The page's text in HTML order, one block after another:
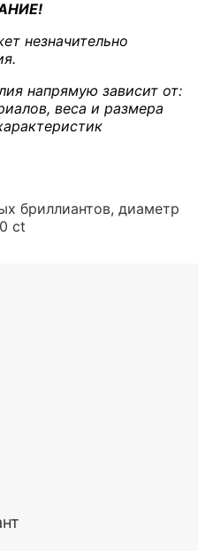
незначительно
напрямую зависит от:
веса и размера
бриллиантов, диаметр
ct